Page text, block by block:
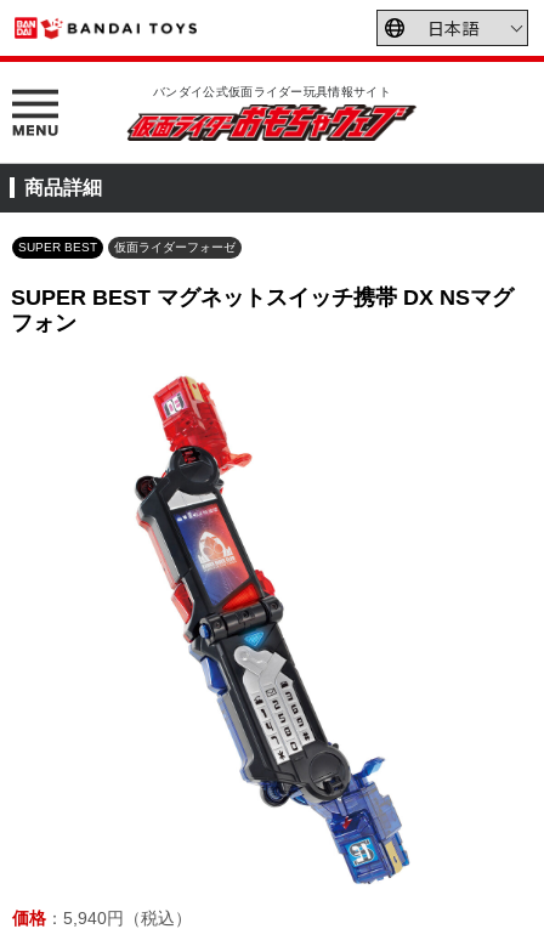
バンダイ公式仮面ライダー玩具情報サイト
商品詳細
SUPER BEST 仮面ライダーフォーゼ
SUPER BEST マグネットスイッチ携帯 DX NSマグ
フォン
価格 ：5,940円（税込）